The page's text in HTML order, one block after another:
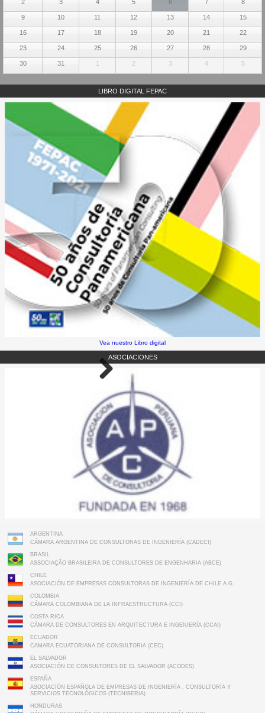
2 3 4 5 6 7 8
9 10 11 12 13 14 15
16 17 18 19 20 21 22
23 24 25 26 27 28 29
30 31 1 2 3 4 5
LIBRO DIGITAL FEPAC
Vea nuestro Libro digital
ASOCIACIONES
ARGENTINA
CÁMARA ARGENTINA DE CONSULTORAS DE INGENIERÍA (CADECI)
BRASIL
ASSOCIAÇÃO BRASILEIRA DE CONSULTORES DE ENGENHARIA (ABCE)
CHILE
ASOCIACIÓN DE EMPRESAS CONSULTORAS DE INGENIERÍA DE CHILE A.G.
COLOMBIA
CÁMARA COLOMBIANA DE LA INFRAESTRUCTURA (CCI)
COSTA RICA
CÁMARA DE CONSULTORES EN ARQUITECTURA E INGENIERÍA (CCAI)
ECUADOR
CAMARA ECUATORIANA DE CONSULTORIA (CEC)
EL SALVADOR
ASOCIACIÓN DE CONSULTORES DE EL SALVADOR (ACODES)
ESPAÑA
ASOCIACIÓN ESPAÑOLA DE EMPRESAS DE INGENIERÍA , CONSULTORÍA Y
SERVICIOS TECNOLÓGICOS (TECNIBERIA)
HONDURAS